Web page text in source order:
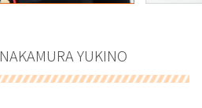
NAKAMURA YUKINO